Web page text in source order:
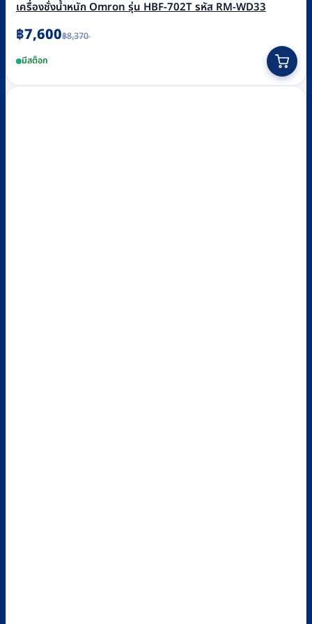
เครื่องชั่งน้ำหนัก Omron รุ่น HBF-702T รหัส RM-WD33
฿8,370
Original
price
was:
฿8,370.
฿7,600
Current
price
is:
฿7,600.
มีสต็อก